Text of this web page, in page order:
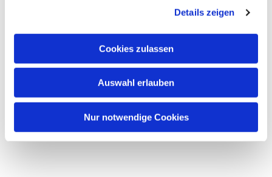
Details zeigen
Cookies zulassen
Auswahl erlauben
Nur notwendige Cookies